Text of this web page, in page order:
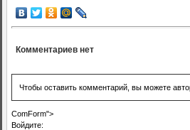
Комментариев нет
Чтобы оставить комментарий, вы можете
ComForm">
Войдите: